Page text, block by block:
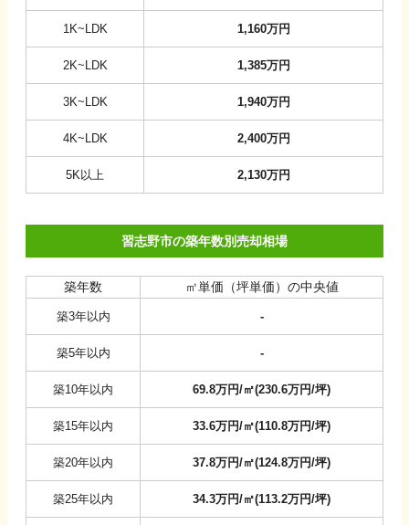
1K~LDK 1,160万円
2K~LDK 1,385万円
3K~LDK 1,940万円
4K~LDK 2,400万円
5K以上 2,130万円
習志野市の築年数別売却相場
築年数 ㎡単価（坪単価）の中央値
築3年以内 -
築5年以内 -
築10年以内 69.8万円/㎡(230.6万円/坪)
築15年以内 33.6万円/㎡(110.8万円/坪)
築20年以内 37.8万円/㎡(124.8万円/坪)
築25年以内 34.3万円/㎡(113.2万円/坪)